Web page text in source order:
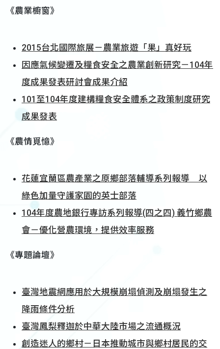
《農業櫥窗》
2015台北國際旅展－農業旅遊「果」真好玩
因應氣候變遷及糧食安全之農業創新研究－104年
度成果發表研討會成果介紹
101至104年度建構糧食安全體系之政策制度研究
成果發表
《農情覓憶》
花蓮宜蘭區農產業之原鄉部落輔導系列報導 以
綠色加量守護家園的英士部落
104年度農地銀行專訪系列報導(四之四) 義竹鄉農
會－優化營農環境，提供效率服務
《專題論壇》
臺灣地震網應用於大規模崩塌偵測及崩塌發生之
降雨條件分析
臺灣鳳梨釋迦於中華大陸市場之流通概況
創造迷人的鄉村－日本推動城市與鄉村居民的交